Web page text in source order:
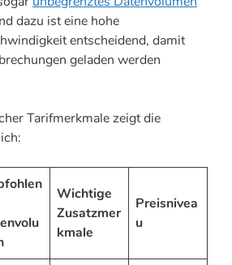
dazu ist eine hohe
entscheidend, damit
geladen werden
Tarifmerkmale zeigt die
Wichtige
Zusatzmer
kmale
Preisnivea
u